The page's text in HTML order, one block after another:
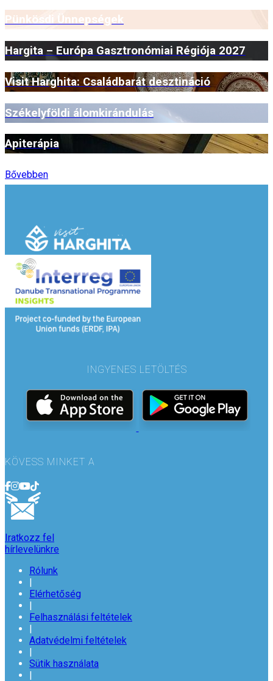
Pünkösdi Ünnepségek
Hargita – Európa Gasztronómiai Régiója 2027
Visit Harghita: Családbarát desztináció
Székelyföldi álomkirándulás
Apiterápia
Bővebben
INGYENES LETÖLTÉS
KÖVESS MINKET A
Iratkozz fel
hírlevelünkre
Rólunk
|
Elérhetőség
|
Felhasználási feltételek
|
Adatvédelmi feltételek
|
Sütik használata
|